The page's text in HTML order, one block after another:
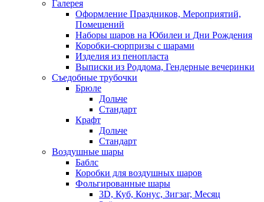
Галерея
Оформление Праздников, Мероприятий,
Помещений
Наборы шаров на Юбилеи и Дни Рождения
Коробки-сюрпризы с шарами
Изделия из пенопласта
Выписки из Роддома, Гендерные вечеринки
Съедобные трубочки
Брюле
Дольче
Стандарт
Крафт
Дольче
Стандарт
Воздушные шары
Баблс
Коробки для воздушных шаров
Фольгированные шары
3D, Куб, Конус, Зигзаг, Месяц